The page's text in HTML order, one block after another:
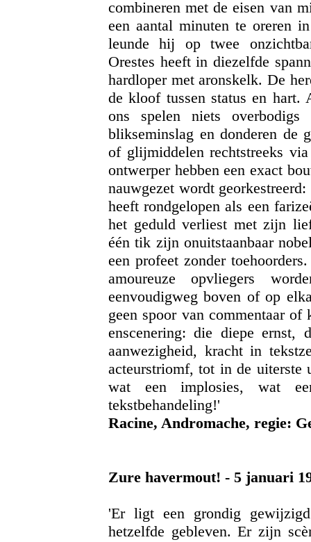
combineren met de eisen van
een aantal minuten te oreren
leunde hij op twee
Orestes heeft in diezelfde
hardloper met aronskelk. De
de kloof tussen status en hart.
ons spelen niets
blikseminslag en donderen de
of glijmiddelen rechtstreeks
ontwerper hebben een exact
nauwgezet wordt
heeft rondgelopen als een
het geduld verliest met zijn
één tik zijn onuitstaanbaar
een profeet zonder
amoureuze opvliegers
eenvoudigweg boven of op
geen spoor van commentaar
enscenering: die diepe ernst,
aanwezigheid, kracht in
acteurstriomf, tot in de uiterste
wat een implosies, wat
tekstbehandeling!'
Racine, Andromache, regie:
Zure havermout! - 5 januari
'Er ligt een grondig
hetzelfde gebleven. Er zijn